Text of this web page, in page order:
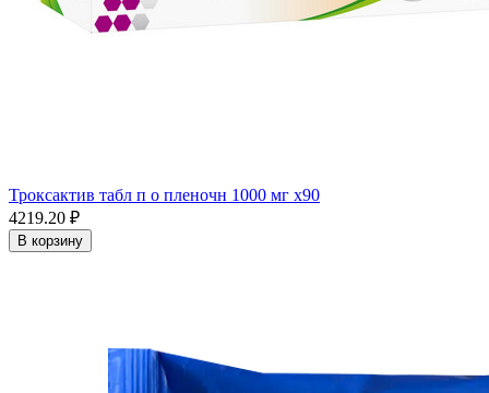
Троксактив табл п о пленочн 1000 мг x90
4219.20 ₽
В корзину